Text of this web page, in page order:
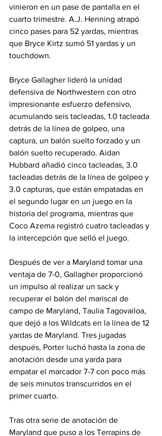
vinieron en un pase de pantalla en el
cuarto trimestre. A.J. Henning atrapó
cinco pases para 52 yardas, mientras
que Bryce Kirtz sumó 51 yardas y un
touchdown.
Bryce Gallagher lideró la unidad
defensiva de Northwestern con otro
impresionante esfuerzo defensivo,
acumulando seis tacleadas, 1.0 tacleada
detrás de la línea de golpeo, una
captura, un balón suelto forzado y un
balón suelto recuperado. Aidan
Hubbard añadió cinco tacleadas, 3.0
tacleadas detrás de la línea de golpeo y
3.0 capturas, que están empatadas en
el segundo lugar en un juego en la
historia del programa, mientras que
Coco Azema registró cuatro tacleadas y
la intercepción que selló el juego.
Después de ver a Maryland tomar una
ventaja de 7-0, Gallagher proporcionó
un impulso al realizar un sack y
recuperar el balón del mariscal de
campo de Maryland, Taulia Tagovailoa,
que dejó a los Wildcats en la línea de 12
yardas de Maryland. Tres jugadas
después, Porter luchó hasta la zona de
anotación desde una yarda para
empatar el marcador 7-7 con poco más
de seis minutos transcurridos en el
primer cuarto.
Tras otra serie de anotación de
Maryland que puso a los Terrapins de